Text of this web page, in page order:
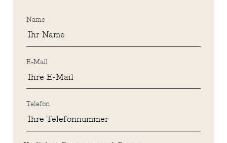
Name
E-Mail
Telefon